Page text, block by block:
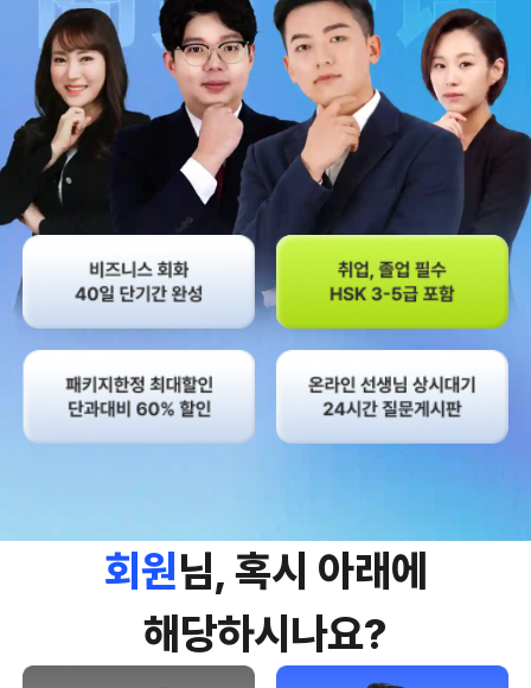
회원님, 혹시 아래에
해당하시나요?